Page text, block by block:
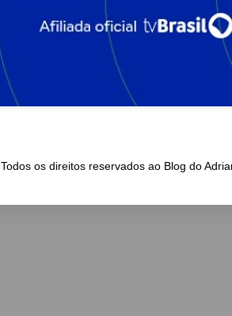
Todos os direitos reservados ao Blog do